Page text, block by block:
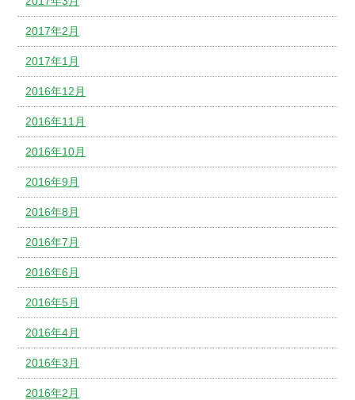
2017年2月
2017年1月
2016年12月
2016年11月
2016年10月
2016年9月
2016年8月
2016年7月
2016年6月
2016年5月
2016年4月
2016年3月
2016年2月